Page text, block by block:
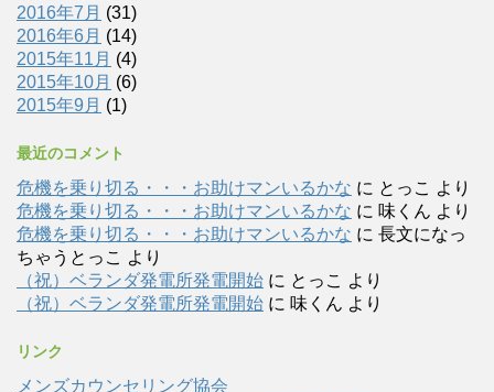
2016年7月 (31)
2016年6月 (14)
2015年11月 (4)
2015年10月 (6)
2015年9月 (1)
最近のコメント
危機を乗り切る・・・お助けマンいるかな に とっこ より
危機を乗り切る・・・お助けマンいるかな に 味くん より
危機を乗り切る・・・お助けマンいるかな に 長文になっ
ちゃうとっこ より
（祝）ベランダ発電所発電開始 に とっこ より
（祝）ベランダ発電所発電開始 に 味くん より
リンク
メンズカウンセリング協会